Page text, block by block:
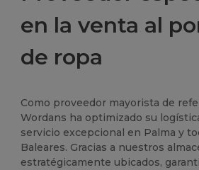
en la venta al
de ropa
Como proveedor mayorista de
Wordans ha optimizado su
servicio excepcional en Palma y
Baleares. Gracias a nuestros
estratégicamente ubicados,